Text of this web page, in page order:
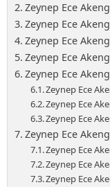
Zeynep Ece
Zeynep Ece
Zeynep Ece
Zeynep Ece
Zeynep Ece
Zeynep Ece
Zeynep Ece
Zeynep Ece
Zeynep Ece
Zeynep Ece
Zeynep Ece
Zeynep Ece